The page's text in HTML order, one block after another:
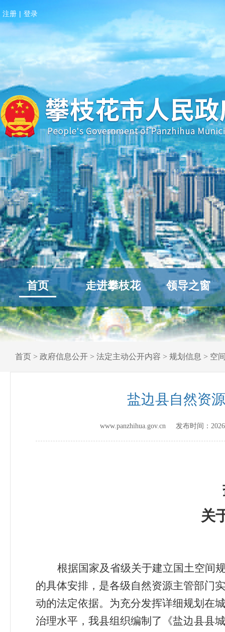
注册 | 登录
首页 走进攀枝花 领导之窗
首页 > 政府信息公开 > 法定主动公开内容 > 规划信息 > 空
盐边县自然资
www.panzhihua.gov.cn 发布时间：
关
根据国家及省级关于建立国土空间
的具体安排，是各级自然资源主管部门
动的法定依据。为充分发挥详细规划在
治理水平，我县组织编制了《盐边县县